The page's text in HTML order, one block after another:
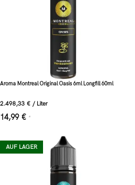
Aroma Montreal Original Oasis 6ml Longfill 60ml
2.498,33 € / Liter
14,99 € *
AUF LAGER